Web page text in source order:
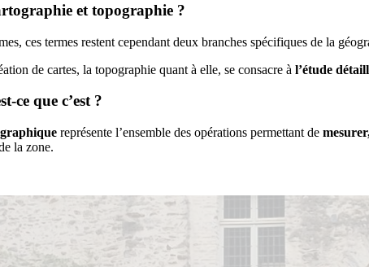
et topographie ?
ces termes restent cependant deux branches spécifiques de la
de cartes, la topographie quant à elle, se consacre à l’étude
ce que c’est ?
représente l’ensemble des opérations permettant de
la zone.